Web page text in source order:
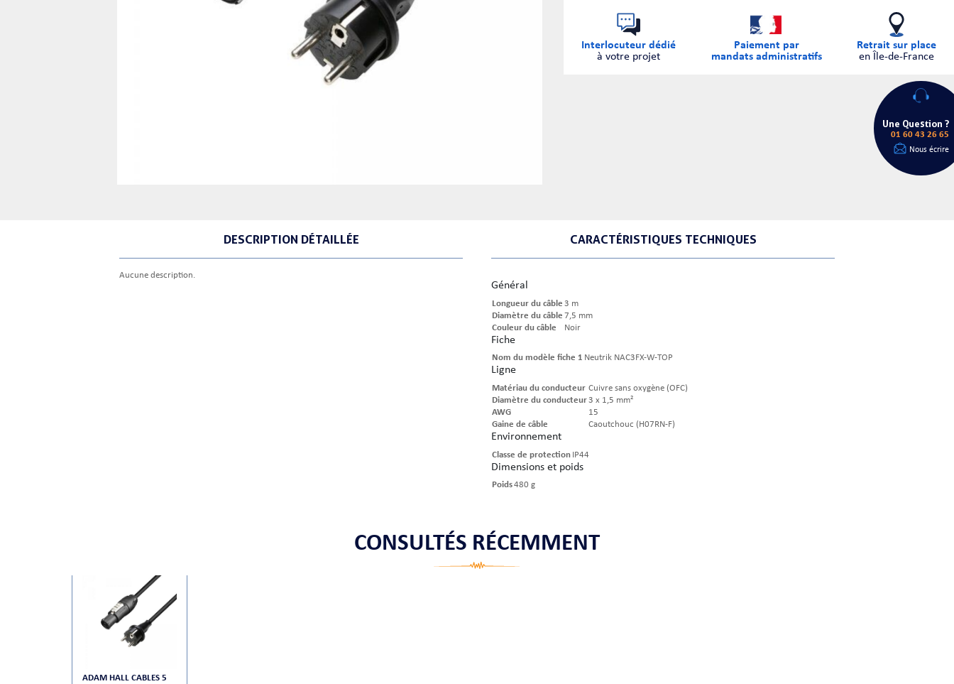
Interlocuteur dédié
à votre projet
Paiement par
mandats administratifs
Retrait sur place
en Île-de-France
DESCRIPTION DÉTAILLÉE
Aucune description.
CARACTÉRISTIQUES TECHNIQUES
Général
Longueur du câble 3 m
Diamètre du câble 7,5 mm
Couleur du câble
Noir
Fiche
Nom du modèle fiche 1 Neutrik NAC3FX-W-TOP
Ligne
Matériau du conducteur Cuivre sans oxygène (OFC)
Diamètre du conducteur3 x 1,5 mm²
AWG
15
Gaine de câble
Caoutchouc (H07RN-F)
Environnement
Classe de protection IP44
Dimensions et poids
Poids480 g
CONSULTÉS RÉCEMMENT
ADAM HALL CABLES 5
Une Question ?
01 60 43 26 65
Nous écrire